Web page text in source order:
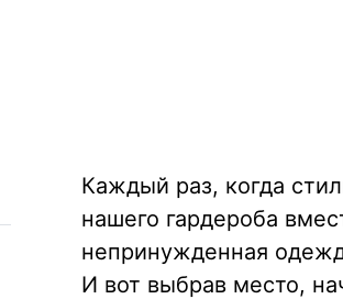
Каждый раз, когда
нашего гардероба
непринужденная
И вот выбрав место,